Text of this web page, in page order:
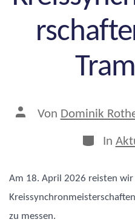
Beitragsautor
Von Dominik
Kategorien
In
Am 18. April 2026 reisten wir
zu messen.